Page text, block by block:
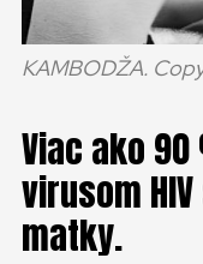
KAMBODŽA.
Viac ako
virusom
matky.